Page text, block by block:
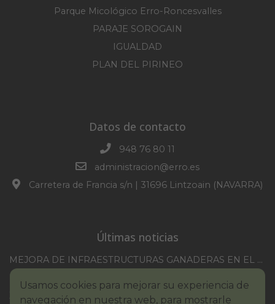
Parque Micológico Erro-Roncesvalles
PARAJE SOROGAIN
IGUALDAD
PLAN DEL PIRINEO
Datos de contacto
948 76 80 11
administracion@erro.es
Carretera de Francia s/n | 31696 Lintzoain (NAVARRA)
Últimas noticias
MEJORA DE INFRAESTRUCTURAS GANADERAS EN EL TM DE ERRO CAMPAÑA 2025-2026
Usamos cookies para mejorar su experiencia de
navegación en nuestra web, para mostrarle